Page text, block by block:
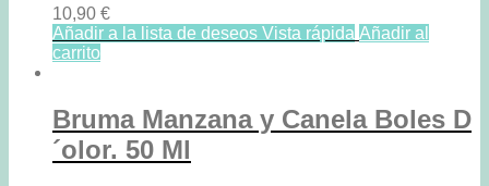
10,90 €
Añadir a la lista de deseos Vista rápida Añadir al
carrito
Bruma Manzana y Canela Boles D
´olor. 50 Ml